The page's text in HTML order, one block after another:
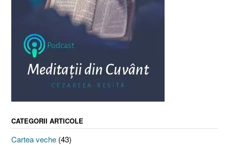
CATEGORII ARTICOLE
Cartea veche (43)